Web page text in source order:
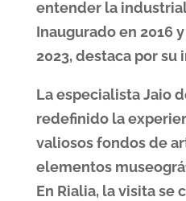
entender la
Inaugurado en 2016
2023, destaca por
La especialista Jaio
redefinido la
valiosos fondos de
elementos
En Rialia, la visita se